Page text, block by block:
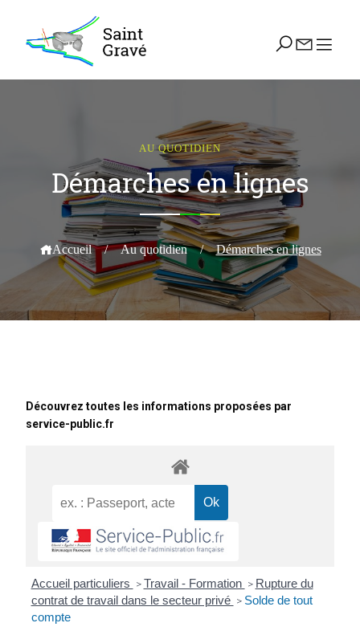
AU QUOTIDIEN
Démarches en lignes
Accueil / Au quotidien / Démarches en lignes
Découvrez toutes les informations proposées par
service-public.fr
Accueil particuliers > Travail - Formation > Rupture du
contrat de travail dans le secteur privé > Solde de tout
compte